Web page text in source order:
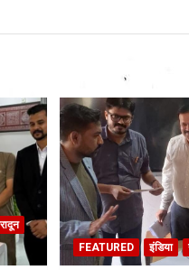
FEATURED इंडिया